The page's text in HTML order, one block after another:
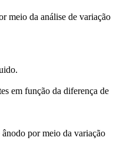
meio da análise de variação
em função da diferença de
por meio da variação